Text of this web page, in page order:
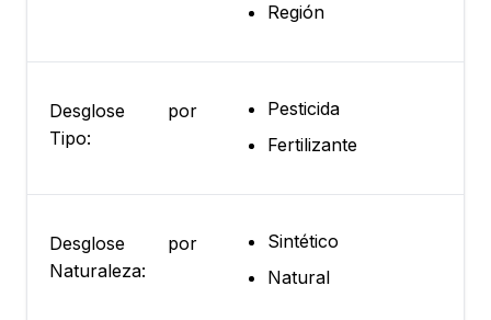
Región
Desglose por
Tipo:
Pesticida
Fertilizante
Desglose por
Naturaleza:
Sintético
Natural